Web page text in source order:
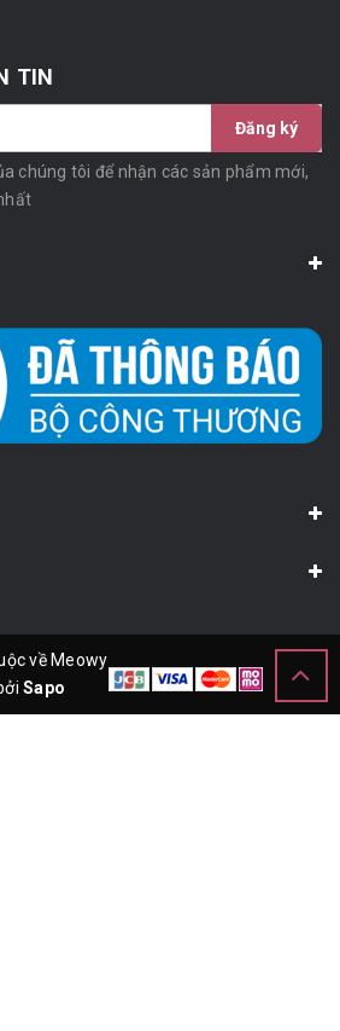
TIN
Đăng ký
chúng tôi để nhận các sản phẩm mới,
về Meowy
Sapo